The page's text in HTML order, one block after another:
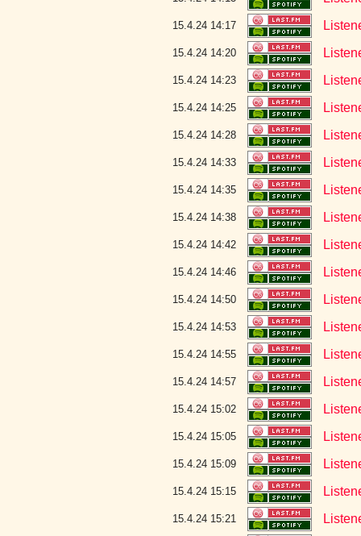
15.4.24 14:17
15.4.24 14:20
15.4.24 14:23
15.4.24 14:25
15.4.24 14:28
15.4.24 14:33
15.4.24 14:35
15.4.24 14:38
15.4.24 14:42
15.4.24 14:46
15.4.24 14:50
15.4.24 14:53
15.4.24 14:55
15.4.24 14:57
15.4.24 15:02
15.4.24 15:05
15.4.24 15:09
15.4.24 15:15
15.4.24 15:21